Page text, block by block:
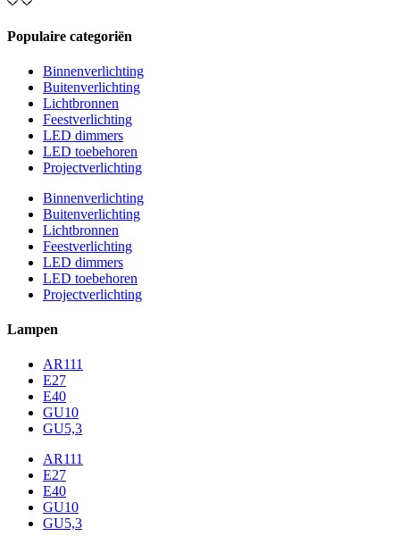
Populaire categoriën
Binnenverlichting
Buitenverlichting
Lichtbronnen
Feestverlichting
LED dimmers
LED toebehoren
Projectverlichting
Binnenverlichting
Buitenverlichting
Lichtbronnen
Feestverlichting
LED dimmers
LED toebehoren
Projectverlichting
Lampen
AR111
E27
E40
GU10
GU5,3
AR111
E27
E40
GU10
GU5,3